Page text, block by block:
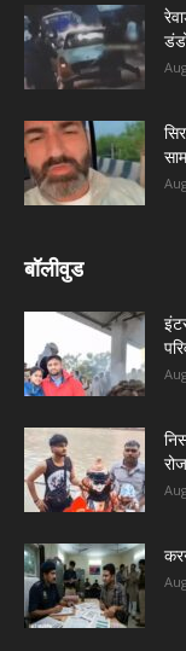
बॉलीवुड